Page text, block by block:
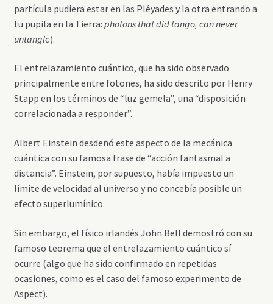
partícula pudiera estar en las Pléyades y la otra entrando a
tu pupila en la Tierra: photons that did tango, can never
untangle).
El entrelazamiento cuántico, que ha sido observado
principalmente entre fotones, ha sido descrito por Henry
Stapp en los términos de “luz gemela”, una “disposición
correlacionada a responder”.
Albert Einstein desdeñó este aspecto de la mecánica
cuántica con su famosa frase de “acción fantasmal a
distancia”. Einstein, por supuesto, había impuesto un
límite de velocidad al universo y no concebía posible un
efecto superlumínico.
Sin embargo, el físico irlandés John Bell demostró con su
famoso teorema que el entrelazamiento cuántico sí
ocurre (algo que ha sido confirmado en repetidas
ocasiones, como es el caso del famoso experimento de
Aspect).